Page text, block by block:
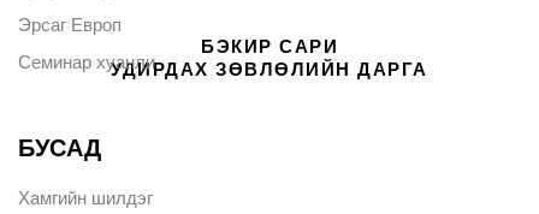
БЭКИР САРИ
УДИРДАХ ЗӨВЛӨЛИЙН ДАРГА
Эрсаг Европ
Семинар хуанли
БУСАД
Хамгийн шилдэг